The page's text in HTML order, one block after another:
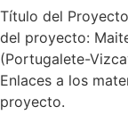
Título del
del proyecto:
(Portugalete-
Enlaces a los
proyecto.